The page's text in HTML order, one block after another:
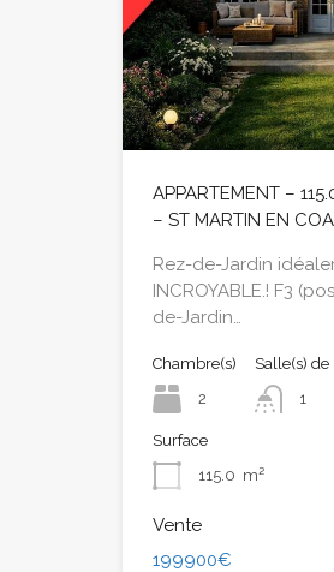
APPARTEMENT –
– ST MARTIN EN
Rez-de-Jardin
INCROYABLE.! F3
de-Jardin…
Chambre(s)
2
Salle(s) de
1
Surface
115.0 m²
Vente
199900€